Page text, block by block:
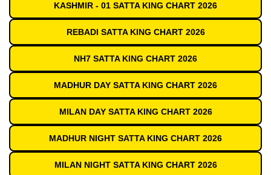
KASHMIR - 01 SATTA KING CHART 2026
REBADI SATTA KING CHART 2026
NH7 SATTA KING CHART 2026
MADHUR DAY SATTA KING CHART 2026
MILAN DAY SATTA KING CHART 2026
MADHUR NIGHT SATTA KING CHART 2026
MILAN NIGHT SATTA KING CHART 2026